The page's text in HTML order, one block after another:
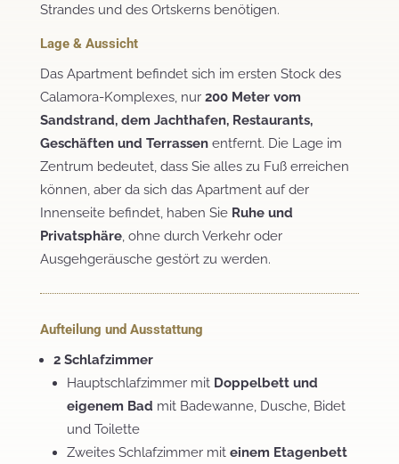
Strandes und des Ortskerns benötigen.
Lage & Aussicht
Das Apartment befindet sich im ersten Stock des
Calamora-Komplexes, nur 200 Meter vom
Sandstrand, dem Jachthafen, Restaurants,
Geschäften und Terrassenentfernt. Die Lage im
Zentrum bedeutet, dass Sie alles zu Fuß erreichen
können, aber da sich das Apartment auf der
Innenseite befindet, haben Sie Ruhe und
Privatsphäre, ohne durch Verkehr oder
Ausgehgeräusche gestört zu werden.
Aufteilung und Ausstattung
2 Schlafzimmer
Hauptschlafzimmer mit Doppelbett und
eigenem Bad mit Badewanne, Dusche, Bidet
und Toilette
Zweites Schlafzimmer mit einem Etagenbett